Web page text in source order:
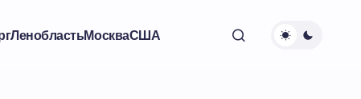
ЛенобластьМоскваСША